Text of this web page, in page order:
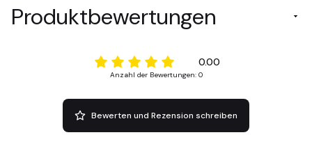
Produktbewertungen
0.00
Anzahl der Bewertungen: 0
Bewerten und Rezension schreiben